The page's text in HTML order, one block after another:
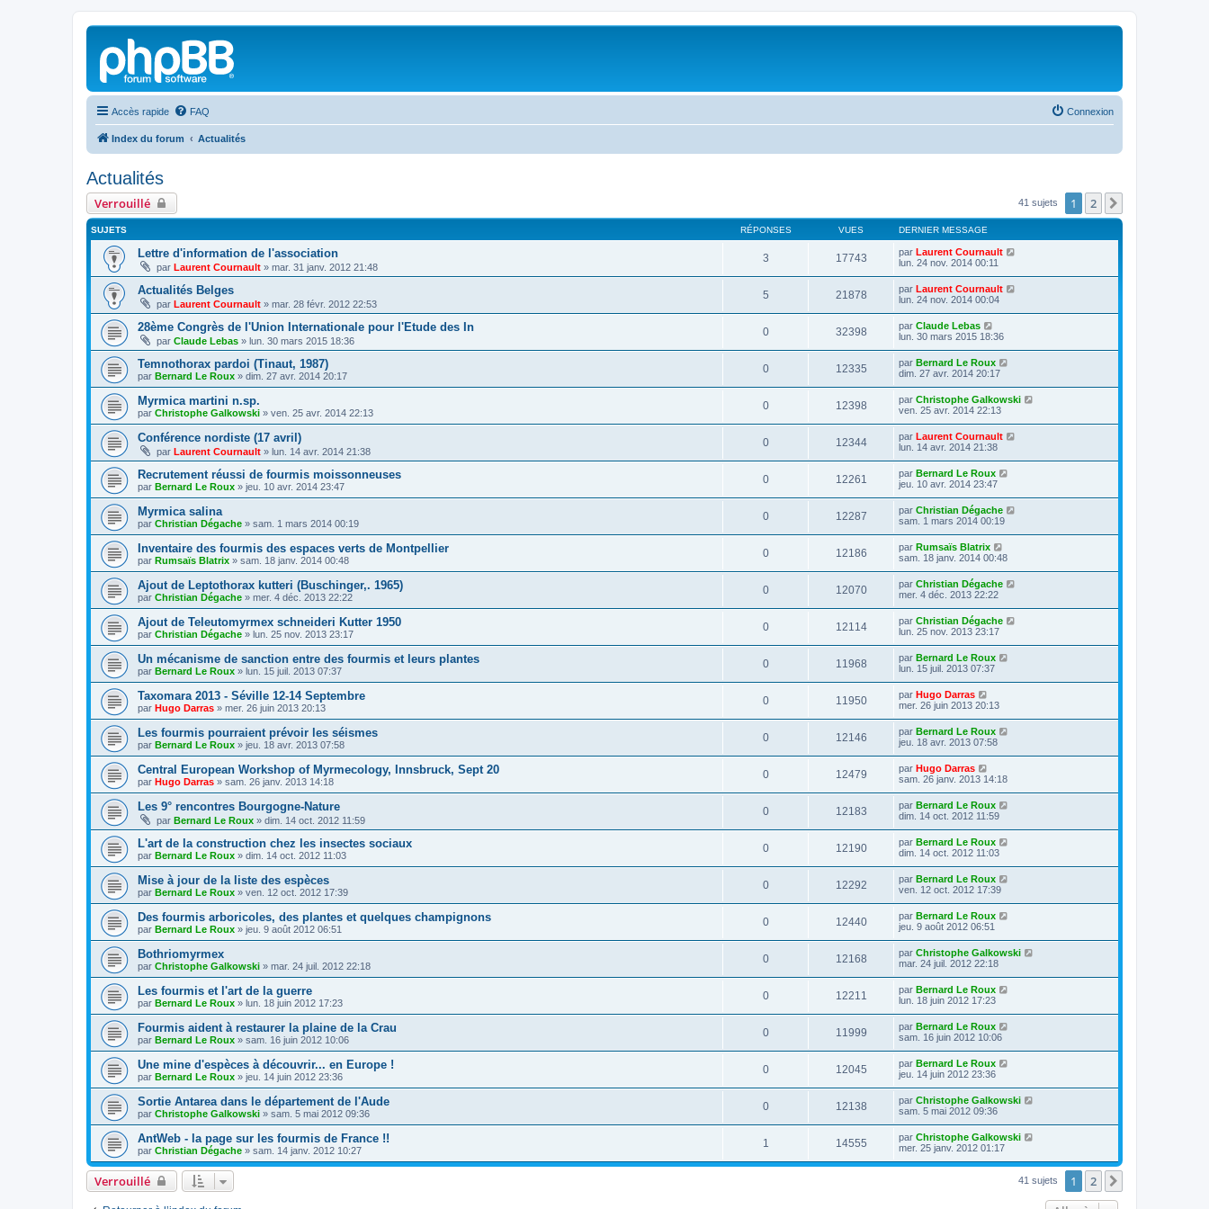
Accès rapide FAQ Connexion
Index du forum Actualités
Actualités
Verrouillé 41 sujets 1 2
SUJETS RÉPONSES VUES DERNIER MESSAGE
Lettre d'information de l'association
par Laurent Cournault » mar. 31 janv. 2012 21:48
3 17743 par Laurent Cournault
lun. 24 nov. 2014 00:11
Actualités Belges
par Laurent Cournault » mar. 28 févr. 2012 22:53
5 21878 par Laurent Cournault
lun. 24 nov. 2014 00:04
28ème Congrès de l'Union Internationale pour l'Etude des In
par Claude Lebas » lun. 30 mars 2015 18:36
0 32398 par Claude Lebas
lun. 30 mars 2015 18:36
Temnothorax pardoi (Tinaut, 1987)
par Bernard Le Roux » dim. 27 avr. 2014 20:17
0 12335 par Bernard Le Roux
dim. 27 avr. 2014 20:17
Myrmica martini n.sp.
par Christophe Galkowski » ven. 25 avr. 2014 22:13
0 12398 par Christophe Galkowski
ven. 25 avr. 2014 22:13
Conférence nordiste (17 avril)
par Laurent Cournault » lun. 14 avr. 2014 21:38
0 12344 par Laurent Cournault
lun. 14 avr. 2014 21:38
Recrutement réussi de fourmis moissonneuses
par Bernard Le Roux » jeu. 10 avr. 2014 23:47
0 12261 par Bernard Le Roux
jeu. 10 avr. 2014 23:47
Myrmica salina
par Christian Dégache » sam. 1 mars 2014 00:19
0 12287 par Christian Dégache
sam. 1 mars 2014 00:19
Inventaire des fourmis des espaces verts de Montpellier
par Rumsaïs Blatrix » sam. 18 janv. 2014 00:48
0 12186 par Rumsaïs Blatrix
sam. 18 janv. 2014 00:48
Ajout de Leptothorax kutteri (Buschinger,. 1965)
par Christian Dégache » mer. 4 déc. 2013 22:22
0 12070 par Christian Dégache
mer. 4 déc. 2013 22:22
Ajout de Teleutomyrmex schneideri Kutter 1950
par Christian Dégache » lun. 25 nov. 2013 23:17
0 12114 par Christian Dégache
lun. 25 nov. 2013 23:17
Un mécanisme de sanction entre des fourmis et leurs plantes
par Bernard Le Roux » lun. 15 juil. 2013 07:37
0 11968 par Bernard Le Roux
lun. 15 juil. 2013 07:37
Taxomara 2013 - Séville 12-14 Septembre
par Hugo Darras » mer. 26 juin 2013 20:13
0 11950 par Hugo Darras
mer. 26 juin 2013 20:13
Les fourmis pourraient prévoir les séismes
par Bernard Le Roux » jeu. 18 avr. 2013 07:58
0 12146 par Bernard Le Roux
jeu. 18 avr. 2013 07:58
Central European Workshop of Myrmecology, Innsbruck, Sept 20
par Hugo Darras » sam. 26 janv. 2013 14:18
0 12479 par Hugo Darras
sam. 26 janv. 2013 14:18
Les 9° rencontres Bourgogne-Nature
par Bernard Le Roux » dim. 14 oct. 2012 11:59
0 12183 par Bernard Le Roux
dim. 14 oct. 2012 11:59
L'art de la construction chez les insectes sociaux
par Bernard Le Roux » dim. 14 oct. 2012 11:03
0 12190 par Bernard Le Roux
dim. 14 oct. 2012 11:03
Mise à jour de la liste des espèces
par Bernard Le Roux » ven. 12 oct. 2012 17:39
0 12292 par Bernard Le Roux
ven. 12 oct. 2012 17:39
Des fourmis arboricoles, des plantes et quelques champignons
par Bernard Le Roux » jeu. 9 août 2012 06:51
0 12440 par Bernard Le Roux
jeu. 9 août 2012 06:51
Bothriomyrmex
par Christophe Galkowski » mar. 24 juil. 2012 22:18
0 12168 par Christophe Galkowski
mar. 24 juil. 2012 22:18
Les fourmis et l'art de la guerre
par Bernard Le Roux » lun. 18 juin 2012 17:23
0 12211 par Bernard Le Roux
lun. 18 juin 2012 17:23
Fourmis aident à restaurer la plaine de la Crau
par Bernard Le Roux » sam. 16 juin 2012 10:06
0 11999 par Bernard Le Roux
sam. 16 juin 2012 10:06
Une mine d'espèces à découvrir... en Europe !
par Bernard Le Roux » jeu. 14 juin 2012 23:36
0 12045 par Bernard Le Roux
jeu. 14 juin 2012 23:36
Sortie Antarea dans le département de l'Aude
par Christophe Galkowski » sam. 5 mai 2012 09:36
0 12138 par Christophe Galkowski
sam. 5 mai 2012 09:36
AntWeb - la page sur les fourmis de France !!
par Christian Dégache » sam. 14 janv. 2012 10:27
1 14555 par Christophe Galkowski
mer. 25 janv. 2012 01:17
Verrouillé 41 sujets 1 2